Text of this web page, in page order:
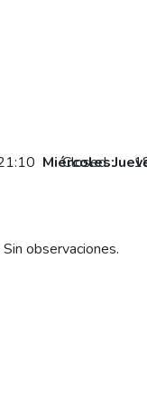
Miércoles:
Closed
observaciones.